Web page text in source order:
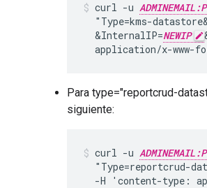
curl -u
"Type=kms-
  &InternalIP=
NEWIP
application/x-www-
Para type="reportcrud-
siguiente:
curl -u
"Type=reportcrud-
-H 'content-type: